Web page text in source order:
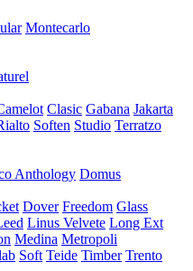
Montecarlo
Clasic Gabana Jakarta
Soften Studio Terratzo
Anthology Domus
Dover Freedom Glass
Linus Velvete Long Ext
Medina Metropoli
Soft Teide Timber Trento